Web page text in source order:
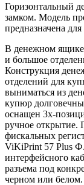
Горизонтальный
замком. Модель
предназначена
В денежном ящике
и большое
Конструкция
отделений для
выниматься из
купюр
оснащен 3х-
ручное открытие.
фискальных
ViKiPrint 57 Plus
интерфейсного
разъема под
черном или белом.